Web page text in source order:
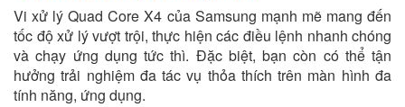
Vi xử lý Quad Core X4 của Samsung mạnh mẽ mang đến
tốc độ xử lý vượt trội, thực hiện các điều lệnh nhanh chóng
và chạy ứng dụng tức thì. Đặc biệt, bạn còn có thể tận
hưởng trải nghiệm đa tác vụ thỏa thích trên màn hình đa
tính năng, ứng dụng.